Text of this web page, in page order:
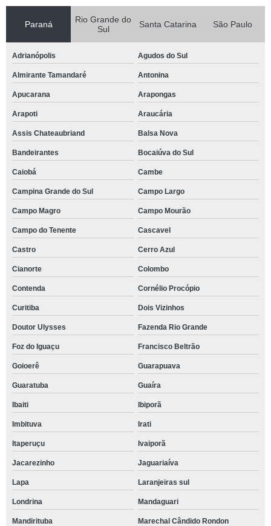
Paraná
Rio Grande do
Sul
Santa Catarina São Paulo
Adrianópolis Agudos do Sul
Almirante Tamandaré Antonina
Apucarana Arapongas
Arapoti Araucária
Assis Chateaubriand Balsa Nova
Bandeirantes Bocaiúva do Sul
Caiobá Cambe
Campina Grande do Sul Campo Largo
Campo Magro Campo Mourão
Campo do Tenente Cascavel
Castro Cerro Azul
Cianorte Colombo
Contenda Cornélio Procópio
Curitiba Dois Vizinhos
Doutor Ulysses Fazenda Rio Grande
Foz do Iguaçu Francisco Beltrão
Goioerê Guarapuava
Guaratuba Guaíra
Ibaiti Ibiporã
Imbituva Irati
Itaperuçu Ivaiporã
Jacarezinho Jaguariaíva
Lapa Laranjeiras sul
Londrina Mandaguari
Mandirituba Marechal Cândido Rondon